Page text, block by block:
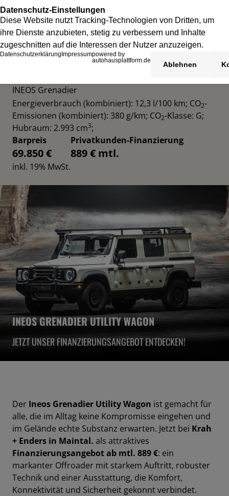
INEOS Grenadier
Energieverbrauch (kombiniert): 12,3 l/100 km; CO2-
Emissionen (kombiniert): 380 g/km; CO2-Klasse: G;
Hubraum: 2.993 cm3;
Barpreis
69.850 €
inkl. 19% MwSt.
Privatkunden-Finanzierung
889 € mtl.
INEOS GRENADIER UTILITY WAGON
JETZT UNSER FINANZIERUNGSANGEBOT ENTDECKEN!
Der Ineos Grenadier Utility Wagon ist gemacht für
alle, die im Alltag keine Kompromisse eingehen und
im Gelände echte Substanz erwarten. Jetzt bei Krah
+ Enders in Maintal. als attraktives
Finanzierungsangebot ab mtl. 889 €: ein
markanter Offroader mit starkem Auftritt, robuster
Technik und einer Ausstattung, die Komfort,
Konnektivität und Sicherheit gekonnt verbindet.